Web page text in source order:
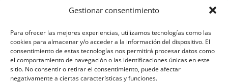
Gestionar consentimiento
Para ofrecer las mejores experiencias, utilizamos tecnologías como las
cookies para almacenar y/o acceder a la información del dispositivo. El
consentimiento de estas tecnologías nos permitirá procesar datos como
el comportamiento de navegación o las identificaciones únicas en este
sitio. No consentir o retirar el consentimiento, puede afectar
negativamente a ciertas características y funciones.
Abogados Laboralista Economicos Zaragoza
Abogados Extranjería Economicos Zaragoza